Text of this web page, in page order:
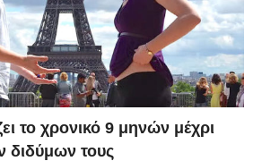
το χρονικό 9 μηνών μέχρι
διδύμων τους